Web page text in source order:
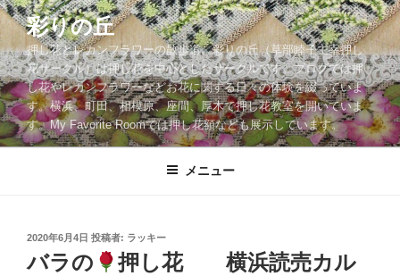
コ
ン
テ
ン
ツ
へ
ス
彩りの丘
押し花とレカンフラワーの散歩道。彩りの丘（草部睦子主宰押し
花サークル）は押し花を中心としたサークルです。ブログでは押
し花やレカンフラワーなどお花に関する日々の体験を綴っていま
す。横浜、町田、相模原、座間、厚木で押し花教室を開いていま
す。My Favorite Roomでは押し花額なども展示しています。
メニュー
投
日:
2020年6月4日 投稿者: ラッキー
バラの
押し花 横浜読売カル